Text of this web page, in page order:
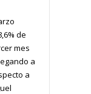
de
mes
a
a